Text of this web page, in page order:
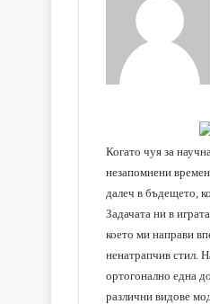
Когато чуя за
незапомнени
далеч в бъдещето,
Задачата ни в
което ми направи
ненатрапчив стил.
ортогонално една
различни видове